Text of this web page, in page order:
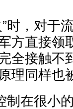
时，对于
方直接领
全接触不
理同样也
制在很小